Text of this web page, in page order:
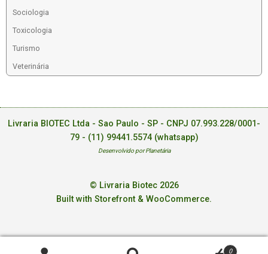
Sociologia
Toxicologia
Turismo
Veterinária
Livraria BIOTEC Ltda - Sao Paulo - SP - CNPJ 07.993.228/0001-
79 - (11) 99441.5574 (whatsapp)
Desenvolvido por Planetária
© Livraria Biotec 2026
Built with Storefront & WooCommerce.
0